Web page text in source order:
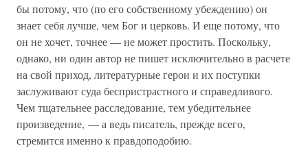
бы потому, что (по его собственному убеждению) он
знает себя лучше, чем Бог и церковь. И еще потому, что
он не хочет, точнее — не может простить. Поскольку,
однако, ни один автор не пишет исключительно в расчете
на свой приход, литературные герои и их поступки
заслуживают суда беспристрастного и справедливого.
Чем тщательнее расследование, тем убедительнее
произведение, — а ведь писатель, прежде всего,
стремится именно к правдоподобию.